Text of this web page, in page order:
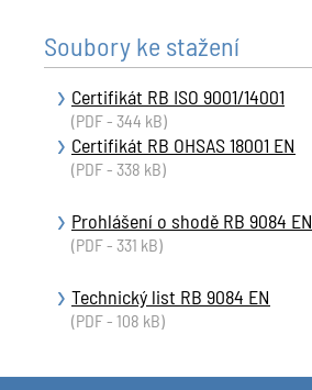
Soubory ke stažení
Certifikát RB ISO 9001/14001
(PDF - 344 kB)
Certifikát RB OHSAS 18001 EN
(PDF - 338 kB)
Prohlášení o shodě RB 9084 EN
(PDF - 331 kB)
Technický list RB 9084 EN
(PDF - 108 kB)